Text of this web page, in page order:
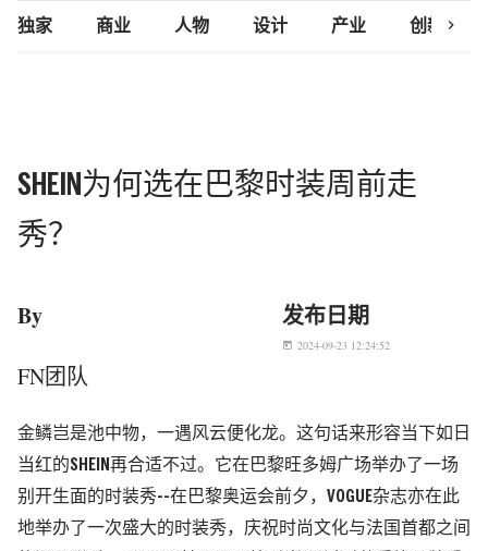
独家 商业 人物 设计 产业 创新研究
chevron_right
SHEIN为何选在巴黎时装周前走
秀？
By
FN团队
发布日期
today 2024-09-23 12:24:52
金鳞岂是池中物，一遇风云便化龙。这句话来形容当下如日
当红的SHEIN再合适不过。它在巴黎旺多姆广场举办了一场
别开生面的时装秀--在巴黎奥运会前夕，VOGUE杂志亦在此
地举办了一次盛大的时装秀，庆祝时尚文化与法国首都之间